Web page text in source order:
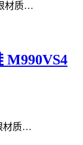
材质…
M990VS4
材质…